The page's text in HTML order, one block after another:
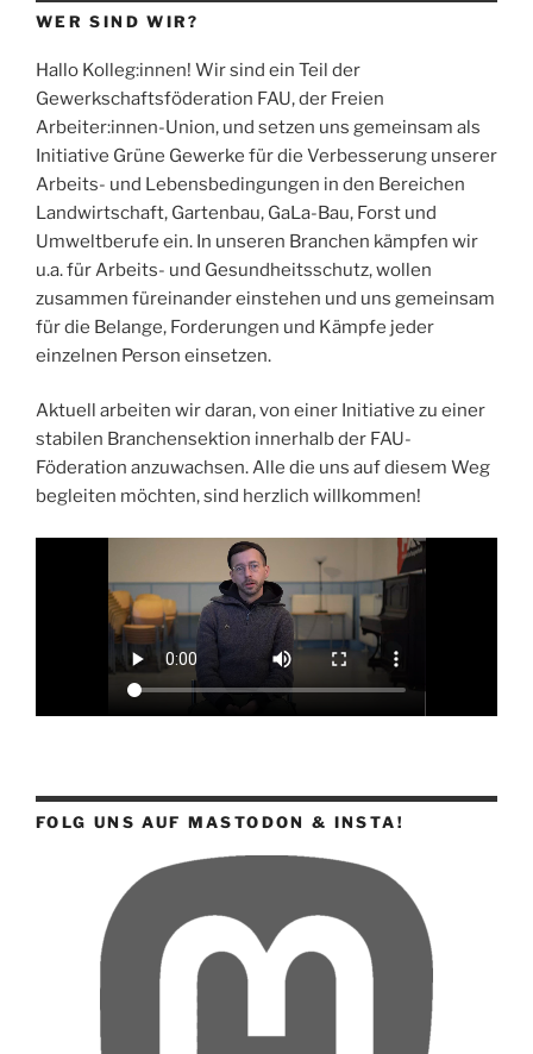
WER SIND WIR?
Hallo Kolleg:innen! Wir sind ein Teil der
Gewerkschaftsföderation FAU, der Freien
Arbeiter:innen-Union, und setzen uns gemeinsam als
Initiative Grüne Gewerke für die Verbesserung unserer
Arbeits- und Lebensbedingungen in den Bereichen
Landwirtschaft, Gartenbau, GaLa-Bau, Forst und
Umweltberufe ein. In unseren Branchen kämpfen wir
u.a. für Arbeits- und Gesundheitsschutz, wollen
zusammen füreinander einstehen und uns gemeinsam
für die Belange, Forderungen und Kämpfe jeder
einzelnen Person einsetzen.
Aktuell arbeiten wir daran, von einer Initiative zu einer
stabilen Branchensektion innerhalb der FAU-
Föderation anzuwachsen. Alle die uns auf diesem Weg
begleiten möchten, sind herzlich willkommen!
FOLG UNS AUF MASTODON & INSTA!